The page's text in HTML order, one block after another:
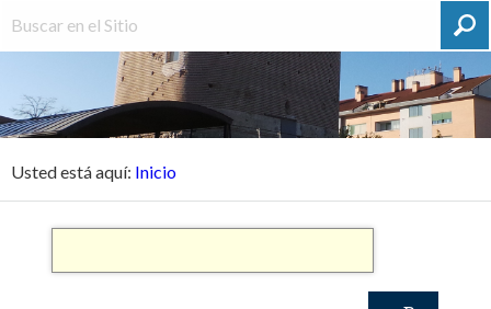
Usted está aquí: Inicio